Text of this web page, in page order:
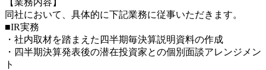
同社において、具体的に下記業務に従事いただきます。
■IR実務
・社内取材を踏まえた四半期毎決算説明資料の作成
・四半期決算発表後の潜在投資家との個別面談アレンジメン
ト